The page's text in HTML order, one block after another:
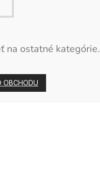
na ostatné kategórie.
OBCHODU